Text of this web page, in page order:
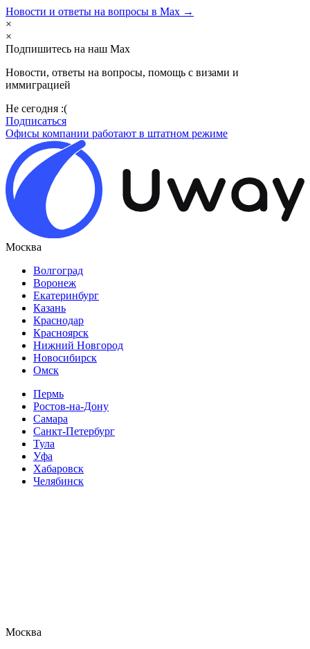
Новости и ответы на вопросы в Max →
×
×
Подпишитесь на наш Max
Новости, ответы на вопросы, помощь с визами и
иммиграцией
Не сегодня :(
Подписаться
Офисы компании работают в штатном режиме
Москва
Волгоград
Воронеж
Екатеринбург
Казань
Краснодар
Красноярск
Нижний Новгород
Новосибирск
Омск
Пермь
Ростов-на-Дону
Самара
Санкт-Петербург
Тула
Уфа
Хабаровск
Челябинск
Москва